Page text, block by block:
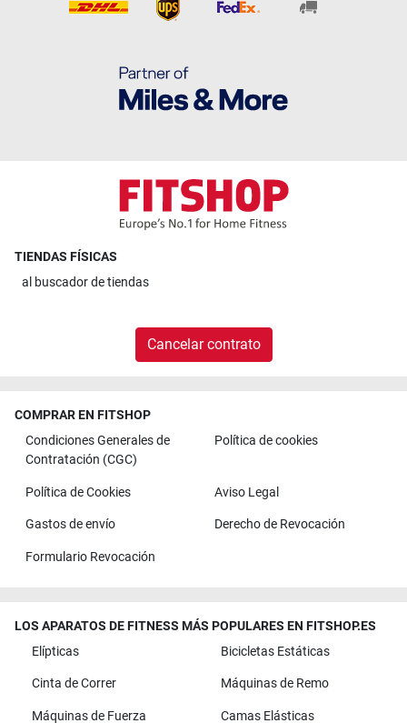
TIENDAS FÍSICAS
al buscador de tiendas
Cancelar contrato
COMPRAR EN FITSHOP
Condiciones Generales de
Contratación (CGC)
Política de cookies
Política de Cookies Aviso Legal
Gastos de envío Derecho de Revocación
Formulario Revocación
LOS APARATOS DE FITNESS MÁS POPULARES EN FITSHOP.ES
Elípticas
Bicicletas Estáticas
Cinta de Correr Máquinas de Remo
Máquinas de Fuerza Camas Elásticas